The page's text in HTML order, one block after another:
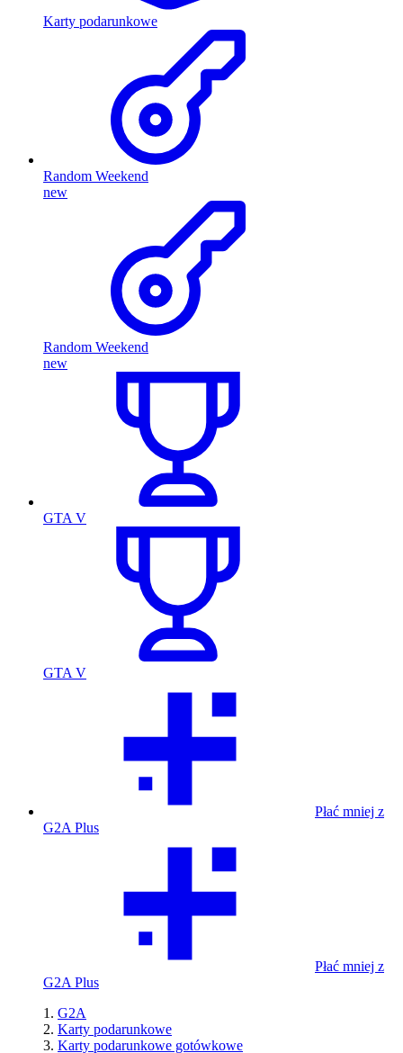
Karty podarunkowe
Random Weekend
new
Random Weekend
new
GTA V
GTA V
Płać mniej z
G2A Plus
Płać mniej z
G2A Plus
G2A
Karty podarunkowe
Karty podarunkowe gotówkowe